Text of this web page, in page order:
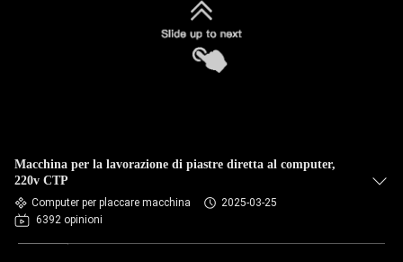
Macchina per la lavorazione di piastre diretta al computer,
220v CTP
Computer per placcare macchina
2025-03-25
6392 opinioni